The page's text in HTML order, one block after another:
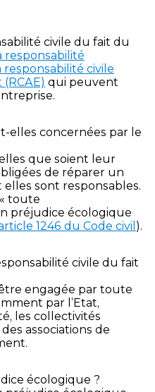
civile du fait du
responsabilité
responsabilité civile
qui peuvent
elles concernées par le
que soient leur
de réparer un
sont responsables.
toute
préjudice écologique
1246 du Code civil ).
civile du fait
engagée par toute
par l’Etat,
les collectivités
associations de
écologique ?